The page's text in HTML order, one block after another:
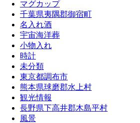
マグカップ
千葉県夷隅郡御宿町
名入れ酒
宇宙海洋葬
小物入れ
時計
未分類
東京都調布市
熊本県球磨郡水上村
観光情報
長野県下高井郡木島平村
風景